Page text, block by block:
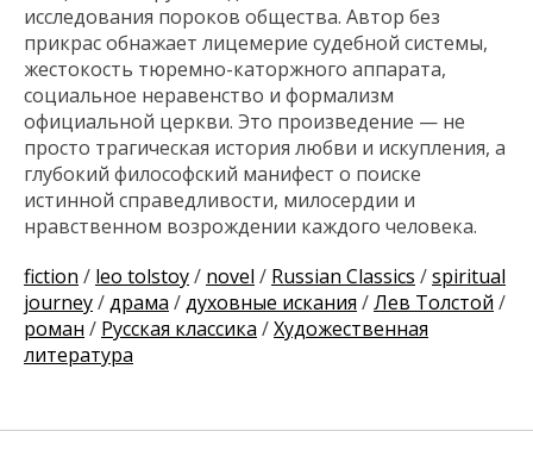
исследования пороков общества. Автор без
прикрас обнажает лицемерие судебной системы,
жестокость тюремно-каторжного аппарата,
социальное неравенство и формализм
официальной церкви. Это произведение — не
просто трагическая история любви и искупления, а
глубокий философский манифест о поиске
истинной справедливости, милосердии и
нравственном возрождении каждого человека.
fiction / leo tolstoy/ novel / Russian Classics /spiritual
journey/драма /духовные искания /Лев Толстой /
роман / Русская классика /Художественная
литература